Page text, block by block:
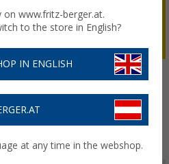
zusätzlich 20 % Rabatt auf
und Kinder – selbstverständlich
on www.fritz-berger.at.
to the store in English?
IN ENGLISH
at any time in the webshop.